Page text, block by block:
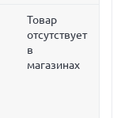
Товар
отсутствует
в
магазинах